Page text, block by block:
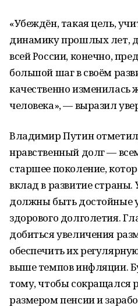
«Убеждён, такая цель,
динамику прошлых лет,
всей России, конечно,
большой шаг в своём
качественно изменилась
человека», — выразил
Владимир Путин
нравственный долг —
старшее поколение,
вклад в развитие
должны быть достойные
здорового долголетия.
добиться увеличения
обеспечить их
выше темпов инфляции.
тому, чтобы сокращался
размером пенсии и